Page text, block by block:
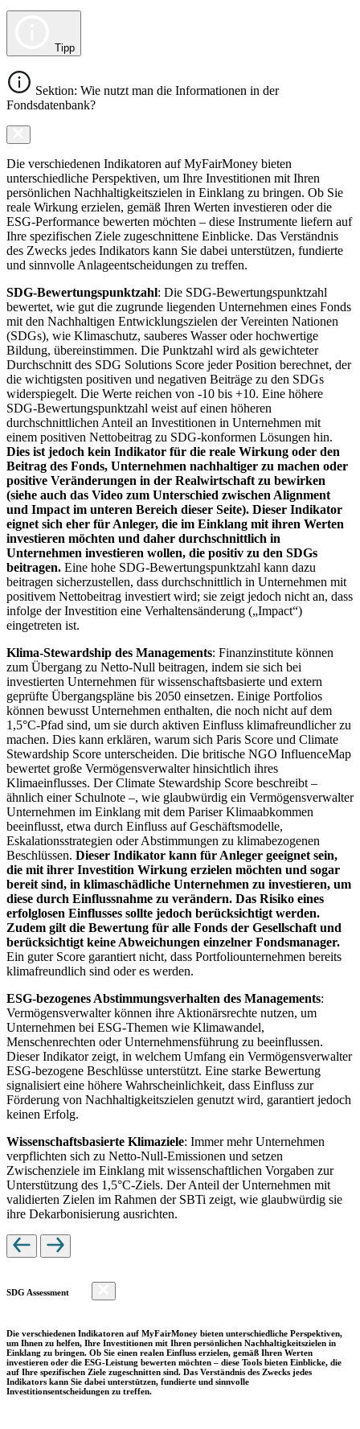
Tipp
Sektion: Wie nutzt man die Informationen in der
Fondsdatenbank?
Die verschiedenen Indikatoren auf MyFairMoney bieten
unterschiedliche Perspektiven, um Ihre Investitionen mit Ihren
persönlichen Nachhaltigkeitszielen in Einklang zu bringen. Ob Sie
reale Wirkung erzielen, gemäß Ihren Werten investieren oder die
ESG-Performance bewerten möchten – diese Instrumente liefern auf
Ihre spezifischen Ziele zugeschnittene Einblicke. Das Verständnis
des Zwecks jedes Indikators kann Sie dabei unterstützen, fundierte
und sinnvolle Anlageentscheidungen zu treffen.
SDG-Bewertungspunktzahl: Die SDG-Bewertungspunktzahl
bewertet, wie gut die zugrunde liegenden Unternehmen eines Fonds
mit den Nachhaltigen Entwicklungszielen der Vereinten Nationen
(SDGs), wie Klimaschutz, sauberes Wasser oder hochwertige
Bildung, übereinstimmen. Die Punktzahl wird als gewichteter
Durchschnitt des SDG Solutions Score jeder Position berechnet, der
die wichtigsten positiven und negativen Beiträge zu den SDGs
widerspiegelt. Die Werte reichen von -10 bis +10. Eine höhere
SDG-Bewertungspunktzahl weist auf einen höheren
durchschnittlichen Anteil an Investitionen in Unternehmen mit
einem positiven Nettobeitrag zu SDG-konformen Lösungen hin.
Dies ist jedoch kein Indikator für die reale Wirkung oder den
Beitrag des Fonds, Unternehmen nachhaltiger zu machen oder
positive Veränderungen in der Realwirtschaft zu bewirken
(siehe auch das Video zum Unterschied zwischen Alignment
und Impact im unteren Bereich dieser Seite). Dieser Indikator
eignet sich eher für Anleger, die im Einklang mit ihren Werten
investieren möchten und daher durchschnittlich in
Unternehmen investieren wollen, die positiv zu den SDGs
beitragen. Eine hohe SDG-Bewertungspunktzahl kann dazu
beitragen sicherzustellen, dass durchschnittlich in Unternehmen mit
positivem Nettobeitrag investiert wird; sie zeigt jedoch nicht an, dass
infolge der Investition eine Verhaltensänderung („Impact“)
eingetreten ist.
Klima-Stewardship des Managements: Finanzinstitute können
zum Übergang zu Netto-Null beitragen, indem sie sich bei
investierten Unternehmen für wissenschaftsbasierte und extern
geprüfte Übergangspläne bis 2050 einsetzen. Einige Portfolios
können bewusst Unternehmen enthalten, die noch nicht auf dem
1,5°C-Pfad sind, um sie durch aktiven Einfluss klimafreundlicher zu
machen. Dies kann erklären, warum sich Paris Score und Climate
Stewardship Score unterscheiden. Die britische NGO InfluenceMap
bewertet große Vermögensverwalter hinsichtlich ihres
Klimaeinflusses. Der Climate Stewardship Score beschreibt –
ähnlich einer Schulnote –, wie glaubwürdig ein Vermögensverwalter
Unternehmen im Einklang mit dem Pariser Klimaabkommen
beeinflusst, etwa durch Einfluss auf Geschäftsmodelle,
Eskalationsstrategien oder Abstimmungen zu klimabezogenen
Beschlüssen. Dieser Indikator kann für Anleger geeignet sein,
die mit ihrer Investition Wirkung erzielen möchten und sogar
bereit sind, in klimaschädliche Unternehmen zu investieren, um
diese durch Einflussnahme zu verändern. Das Risiko eines
erfolglosen Einflusses sollte jedoch berücksichtigt werden.
Zudem gilt die Bewertung für alle Fonds der Gesellschaft und
berücksichtigt keine Abweichungen einzelner Fondsmanager.
Ein guter Score garantiert nicht, dass Portfoliounternehmen bereits
klimafreundlich sind oder es werden.
ESG-bezogenes Abstimmungsverhalten des Managements:
Vermögensverwalter können ihre Aktionärsrechte nutzen, um
Unternehmen bei ESG-Themen wie Klimawandel,
Menschenrechten oder Unternehmensführung zu beeinflussen.
Dieser Indikator zeigt, in welchem Umfang ein Vermögensverwalter
ESG-bezogene Beschlüsse unterstützt. Eine starke Bewertung
signalisiert eine höhere Wahrscheinlichkeit, dass Einfluss zur
Förderung von Nachhaltigkeitszielen genutzt wird, garantiert jedoch
keinen Erfolg.
Wissenschaftsbasierte Klimaziele: Immer mehr Unternehmen
verpflichten sich zu Netto-Null-Emissionen und setzen
Zwischenziele im Einklang mit wissenschaftlichen Vorgaben zur
Unterstützung des 1,5°C-Ziels. Der Anteil der Unternehmen mit
validierten Zielen im Rahmen der SBTi zeigt, wie glaubwürdig sie
ihre Dekarbonisierung ausrichten.
SDG Assessment
Die verschiedenen Indikatoren auf MyFairMoney bieten unterschiedliche Perspektiven,
um Ihnen zu helfen, Ihre Investitionen mit Ihren persönlichen Nachhaltigkeitszielen in
Einklang zu bringen. Ob Sie einen realen Einfluss erzielen, gemäß Ihren Werten
investieren oder die ESG-Leistung bewerten möchten – diese Tools bieten Einblicke, die
auf Ihre spezifischen Ziele zugeschnitten sind. Das Verständnis des Zwecks jedes
Indikators kann Sie dabei unterstützen, fundierte und sinnvolle
Investitionsentscheidungen zu treffen.